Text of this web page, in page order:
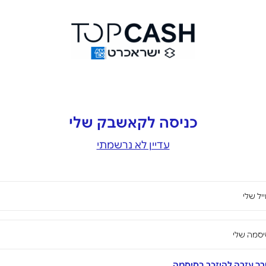
כניסה לקאשבק שלי
עדיין לא נרשמתי
שלי
שלי